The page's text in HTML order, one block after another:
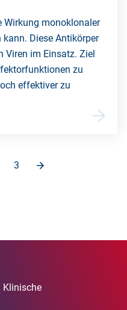
Wirkung monoklonaler
Diese Antikörper
Viren im Einsatz. Ziel
zu
effektiver zu
3
Klinische